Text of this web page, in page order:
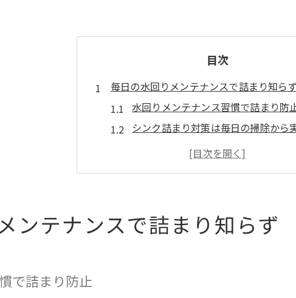
目次
毎日の水回りメンテナンスで詰まり知ら
水回りメンテナンス習慣で詰まり防
シンク詰まり対策は毎日の掃除から
排水管の油汚れ蓄積を習慣で予防しよ
お湯を一気に流す水回りメンテナンス
ンテナンスで詰まり知らず
で詰まり防止